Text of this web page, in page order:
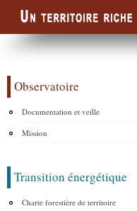
Observatoire
Documentation et veille
Mission
Transition énergétique
Charte forestière de territoire